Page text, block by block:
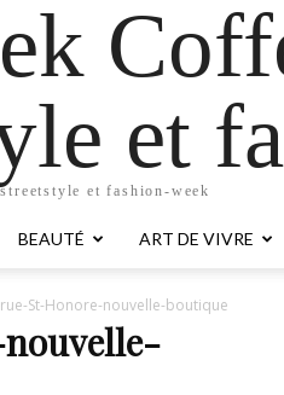
et
et fashion-week
BEAUTÉ ART DE VIVRE
St-Honore-nouvelle-boutique